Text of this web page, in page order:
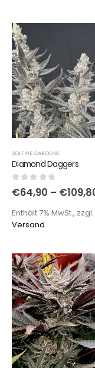
SOLFIRE GARDENS
Diamond Daggers
out of 5
€64,90 – €
Enthält 7% MwSt., zzgl.
Versand